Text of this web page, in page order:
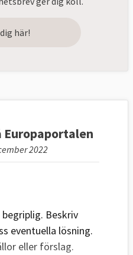
här!
2022
Beskriv
eventuella lösning.
eller förslag.